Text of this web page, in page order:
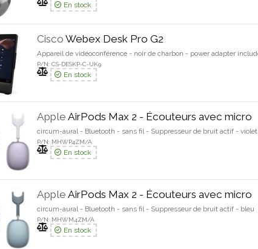
En stock
Cisco Webex Desk Pro G2
Appareil de vidéoconférence - noir de charbon - power adapter
P/N: CS-DESKP-C-UK9
En stock
Apple AirPods Max 2 - Écouteurs avec micro
circum-aural - Bluetooth - sans fil - Suppresseur de bruit actif - violet
P/N: MHWP4ZM/A
En stock
Apple AirPods Max 2 - Écouteurs avec micro
circum-aural - Bluetooth - sans fil - Suppresseur de bruit actif - bleu
P/N: MHWM4ZM/A
En stock